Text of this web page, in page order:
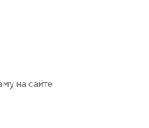
на сайте